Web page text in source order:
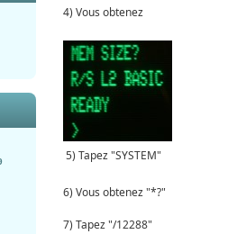
4) Vous obtenez
5) Tapez "SYSTEM"
6) Vous obtenez "*?"
7) Tapez "/12288"